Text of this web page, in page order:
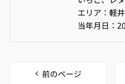
エリア：軽
当年月日：
前のページ